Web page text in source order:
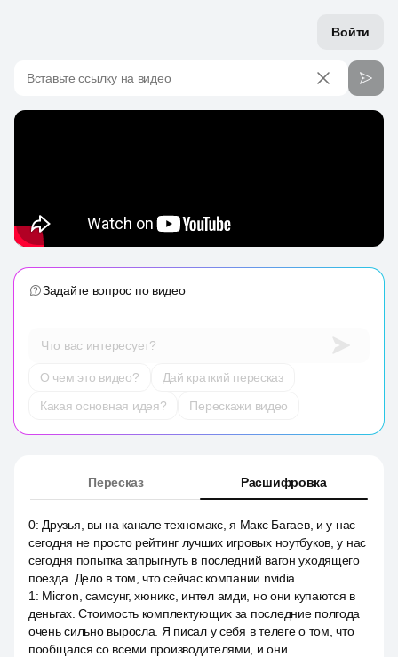
Войти
Вставьте ссылку на видео
Задайте вопрос по видео
Что вас интересует?
О чем это видео?
Дай краткий пересказ
Какая основная идея?
Перескажи видео
Пересказ Расшифровка
0: Друзья, вы на канале техномакс, я Макс Багаев, и у нас
сегодня не просто рейтинг лучших игровых ноутбуков, у нас
сегодня попытка запрыгнуть в последний вагон уходящего
поезда. Дело в том, что сейчас компании nvidia.
1 : Micron, самсунг, хюникс, интел амди, но они купаются в
деньгах. Стоимость комплектующих за последние полгода
очень сильно выросла. Я писал у себя в телеге о том, что
пообщался со всеми производителями, и они